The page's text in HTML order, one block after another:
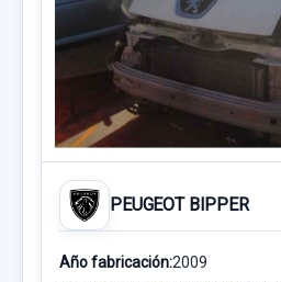
PEUGEOT BIPPER
Año fabricación:2009